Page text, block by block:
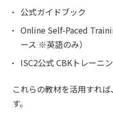
公式ガイドブック
Online Self-Paced
ース ※英語のみ）
ISC2公式 CBKトレーニ
これらの教材を活用すれ
す。